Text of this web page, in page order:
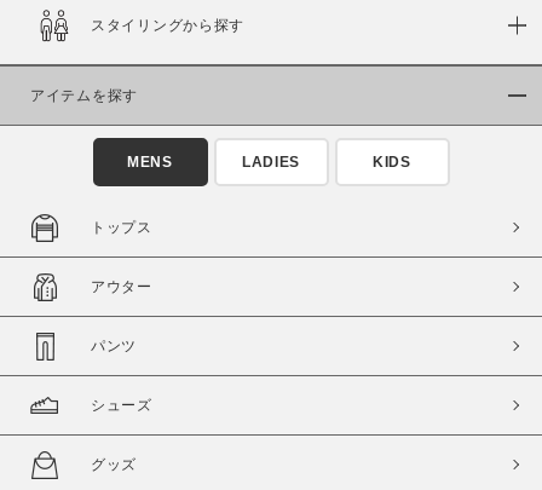
価格
～
商品タイプ
通常商品 予約商品
在庫
在庫あり 在庫なし含む
スタイリングから探す
アイテムを探す
MENS LADIES KIDS
トップス
アウター
パンツ
シューズ
グッズ